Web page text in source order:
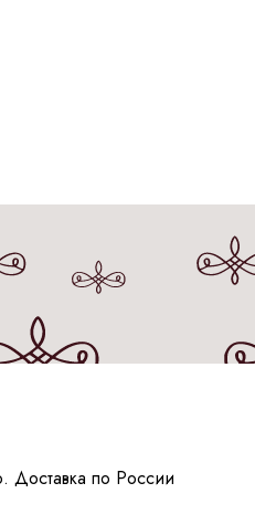
Доставка по России